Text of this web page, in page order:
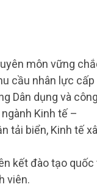
môn vững
cầu nhân lực cấp
Dân dụng và công
Kinh tế –
tải biển, Kinh tế
kết đào tạo quốc
viên.